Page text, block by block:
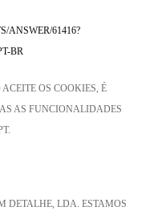
ANSWER/61416?
BR
OS COOKIES, É
AS FUNCIONALIDADES
DETALHE, LDA. ESTAMOS